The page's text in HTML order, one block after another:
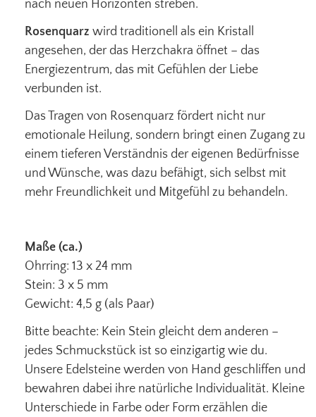
nach neuen Horizonten streben.
Rosenquarz wird traditionell als ein Kristall
angesehen, der das Herzchakra öffnet – das
Energiezentrum, das mit Gefühlen der Liebe
verbunden ist.
Das Tragen von Rosenquarz fördert nicht nur
emotionale Heilung, sondern bringt einen Zugang zu
einem tieferen Verständnis der eigenen Bedürfnisse
und Wünsche, was dazu befähigt, sich selbst mit
mehr Freundlichkeit und Mitgefühl zu behandeln.
Maße (ca.)
Ohrring: 13 x 24 mm
Stein: 3 x 5 mm
Gewicht: 4,5 g (als Paar)
Bitte beachte: Kein Stein gleicht dem anderen –
jedes Schmuckstück ist so einzigartig wie du.
Unsere Edelsteine werden von Hand geschliffen und
bewahren dabei ihre natürliche Individualität. Kleine
Unterschiede in Farbe oder Form erzählen die